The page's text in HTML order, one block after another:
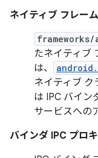
ネイティブ フレー
frameworks/
たネイティブ
は、
ネイティブ
は IPC バイン
サービスへの
バインダ IPC プロ